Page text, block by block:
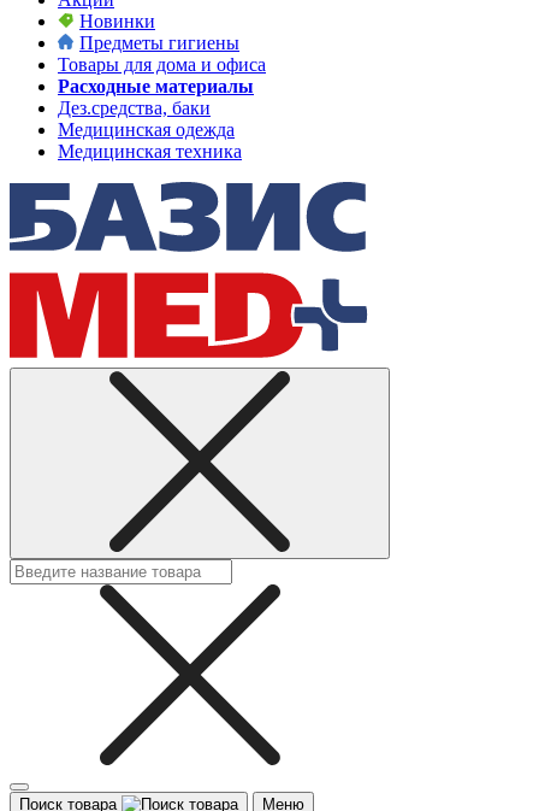
Новинки
Предметы гигиены
Товары для дома и офиса
Расходные материалы
Дез.средства, баки
Медицинская одежда
Медицинская техника
Поиск товара Меню